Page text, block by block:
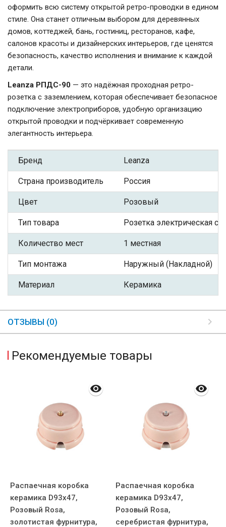
оформить всю систему открытой ретро-проводки в едином
стиле. Она станет отличным выбором для деревянных
домов, коттеджей, бань, гостиниц, ресторанов, кафе,
салонов красоты и дизайнерских интерьеров, где ценятся
безопасность, качество исполнения и внимание к каждой
детали.
Leanza РПДС-90 — это надёжная проходная ретро-
розетка с заземлением, которая обеспечивает безопасное
подключение электроприборов, удобную организацию
открытой проводки и подчёркивает современную
элегантность интерьера.
Бренд Leanza
Страна производитель Россия
Цвет Розовый
Тип товара Розетка электрическая с
Количество мест 1 местная
Тип монтажа Наружный (Накладной)
Материал Керамика
ОТЗЫВЫ (0)
Рекомендуемые товары
Распаечная коробка
керамика D93х47,
Розовый Rosa,
золотистая фурнитура,
Распаечная коробка
керамика D93х47,
Розовый Rosa,
серебристая фурнитура,